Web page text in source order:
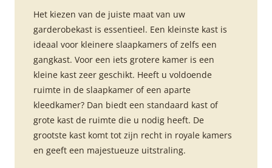
Het kiezen van de juiste maat van uw
garderobekast is essentieel. Een kleinste kast is
ideaal voor kleinere slaapkamers of zelfs een
gangkast. Voor een iets grotere kamer is een
kleine kast zeer geschikt. Heeft u voldoende
ruimte in de slaapkamer of een aparte
kleedkamer? Dan biedt een standaard kast of
grote kast de ruimte die u nodig heeft. De
grootste kast komt tot zijn recht in royale kamers
en geeft een majestueuze uitstraling.